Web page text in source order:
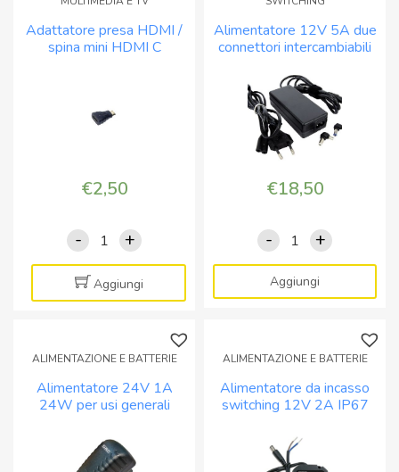
Adattatore presa HDMI /
spina mini HDMI C
€2,50
-
Adattatore
presa
HDMI
/
HDMI
C
quantità
+
Aggiungi
Alimentatore 12V 5A due
connettori intercambiabili
€18,50
-
Alimentatore
12V
5A
due
per
usi
generali
+
Aggiungi
ALIMENTAZIONE E BATTERIE
Alimentatore 24V 1A
24W per usi generali
2,1mm
ALIMENTAZIONE E BATTERIE
Alimentatore da incasso
switching 12V 2A IP67